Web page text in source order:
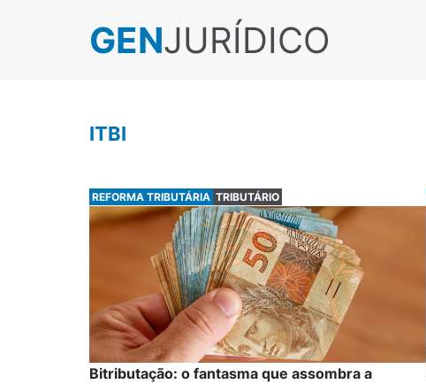
GENJURÍDICO
ITBI
REFORMA TRIBUTÁRIA TRIBUTÁRIO
Bitributação: o fantasma que assombra a